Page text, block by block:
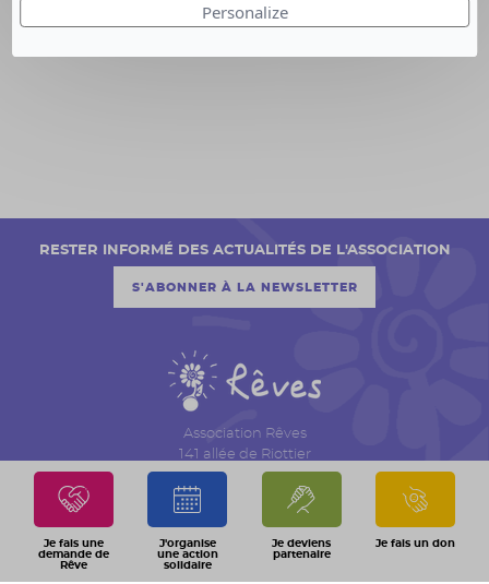
Je fais une
demande de
Rêve
J'organise
une action
solidaire
Je deviens
partenaire
Je fais un don
Association Rêves
141 allée de Riottier
CS 7007 – Limas
69651 Villefranche sur Saône Cedex
04 74 06 30 00
RESTER INFORMÉ DES ACTUALITÉS DE L'ASSOCIATION
S'ABONNER À LA NEWSLETTER
Personalize